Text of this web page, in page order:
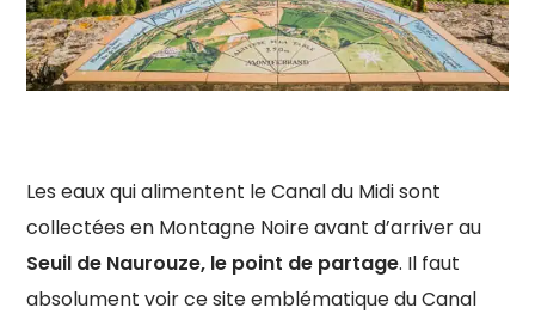
Les eaux qui alimentent le Canal du Midi sont
collectées en Montagne Noire avant d’arriver au
Seuil de Naurouze, le point de partage. Il faut
absolument voir ce site emblématique du Canal